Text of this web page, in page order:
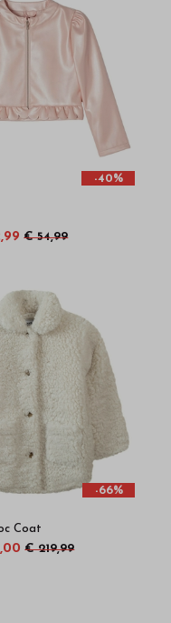
-40%
€ 54,99
-66%
Coat
€ 219,99